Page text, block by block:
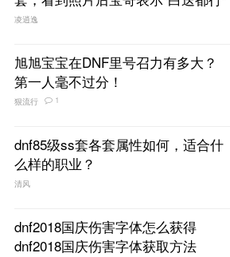
凌逍逸
旭旭宝宝在DNF里号召力有多大？
第一人毫不过分！
狠流行 1
dnf85级ss套各套属性如何，适合什
么样的职业？
清风
dnf2018国庆伤害字体怎么获得
dnf2018国庆伤害字体获取方法